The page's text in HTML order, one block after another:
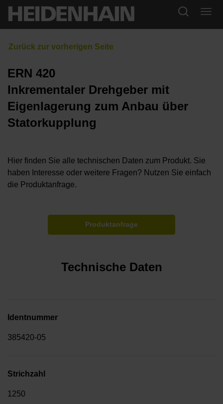
ERN 420
Inkrementaler Drehgeber mit
Eigenlagerung zum Anbau über
Statorkupplung
Hier finden Sie alle technischen Daten zum Produkt. Sie
haben Interesse oder weitere Fragen? Nutzen Sie einfach
die Produktanfrage.
Produktanfrage
Technische Daten
Identnummer
385420-05
Strichzahl
1250